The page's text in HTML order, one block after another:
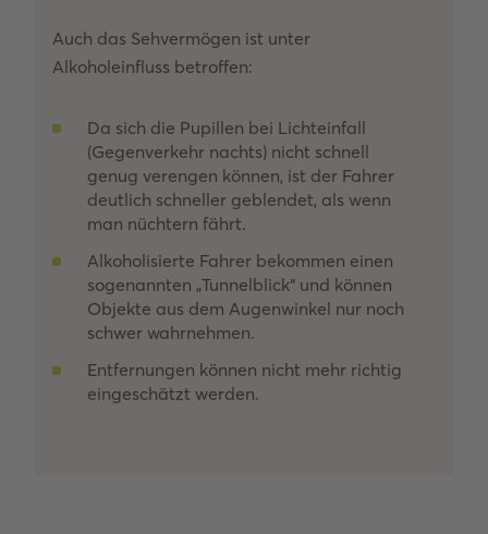
Auch das Sehvermögen ist unter
Alkoholeinfluss betroffen:
Da sich die Pupillen bei Lichteinfall
(Gegenverkehr nachts) nicht schnell
genug verengen können, ist der Fahrer
deutlich schneller geblendet, als wenn
man nüchtern fährt.
Alkoholisierte Fahrer bekommen einen
sogenannten „Tunnelblick“ und können
Objekte aus dem Augenwinkel nur noch
schwer wahrnehmen.
Entfernungen können nicht mehr richtig
eingeschätzt werden.